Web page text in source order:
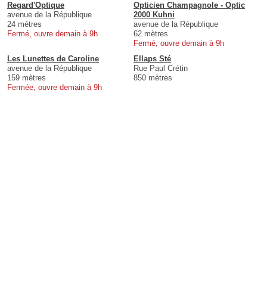
Regard'Optique
avenue de la République
24 mètres
Fermé, ouvre demain à 9h
Opticien Champagnole - Optic
2000 Kuhni
avenue de la République
62 mètres
Fermé, ouvre demain à 9h
Les Lunettes de Caroline
avenue de la République
159 mètres
Fermée, ouvre demain à 9h
Ellaps Sté
Rue Paul Crétin
850 mètres